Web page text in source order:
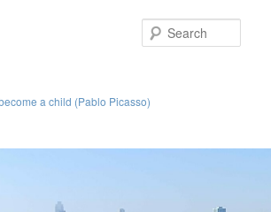
a child (Pablo Picasso)